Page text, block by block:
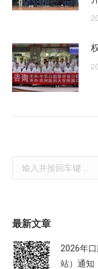
Search:
最新文章
2026年
站）通知